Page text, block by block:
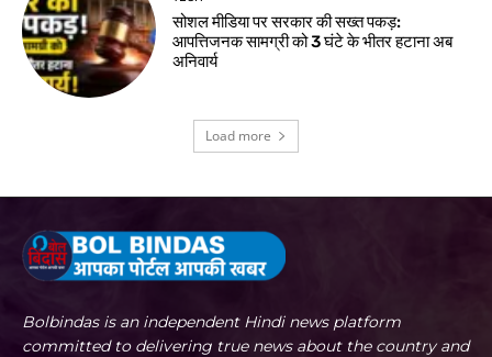
सोशल मीडिया पर सरकार की सख्त पकड़:
आपत्तिजनक सामग्री को 3 घंटे के भीतर हटाना अब
अनिवार्य
Load more
Bolbindas is an independent Hindi news platform
committed to delivering true news about the country and